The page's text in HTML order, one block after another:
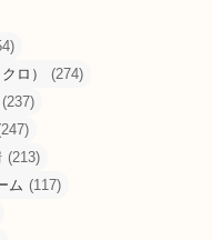
ロ）
(274)
(237)
(213)
ム (117)